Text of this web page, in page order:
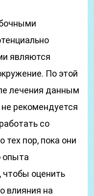
являются
По этой
лечения данным
рекомендуется
со
пор, пока они
опыта
чтобы оценить
влияния на